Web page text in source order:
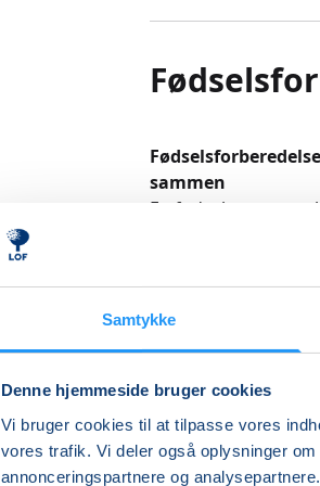
Samtykke
Denne hjemmeside bruger cookies
Vi bruger cookies til at tilpasse vores
vores trafik. Vi deler også oplysninger
annonceringspartnere og
sammen
En fødsel er en stor
kan være svært at
også nogle
Holdet forløber
25 minutter.
Når holdet er